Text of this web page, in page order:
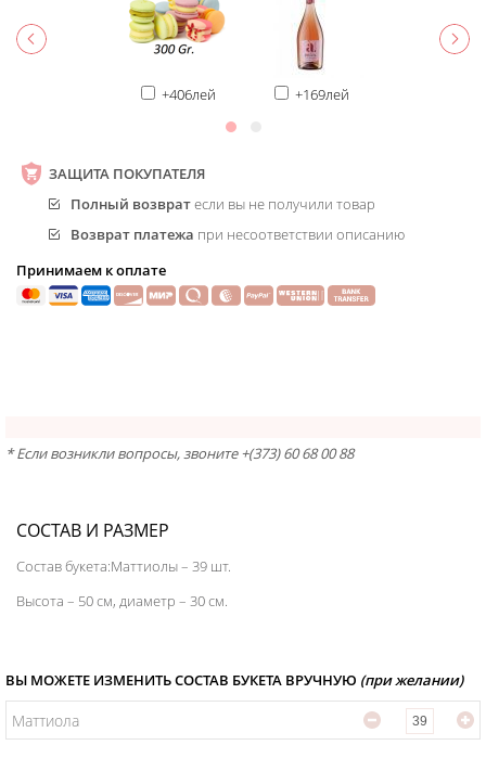
+406лей +169лей
ЗАЩИТА ПОКУПАТЕЛЯ
Полный возвратесли вы не получили товар
Возврат платежа при несоответствии описанию
Принимаем к оплате
* Если возникли вопросы, звоните +(373) 60 68 00 88
СОСТАВ И РАЗМЕР
Состав букета:Маттиолы – 39 шт.
Высота – 50 см, диаметр – 30 см.
ВЫ МОЖЕТЕ ИЗМЕНИТЬ СОСТАВ БУКЕТА ВРУЧНУЮ (при желании)
Маттиола